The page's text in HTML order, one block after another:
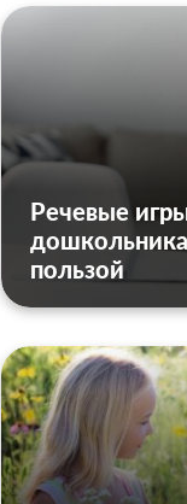
Речевые
пользой